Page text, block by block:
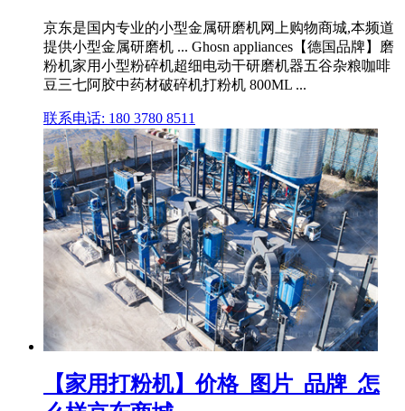
京东是国内专业的小型金属研磨机网上购物商城,本频道
提供小型金属研磨机 ... Ghosn appliances【德国品牌】磨
粉机家用小型粉碎机超细电动干研磨机器五谷杂粮咖啡
豆三七阿胶中药材破碎机打粉机 800ML ...
联系电话: 180 3780 8511
【家用打粉机】价格_图片_品牌_怎